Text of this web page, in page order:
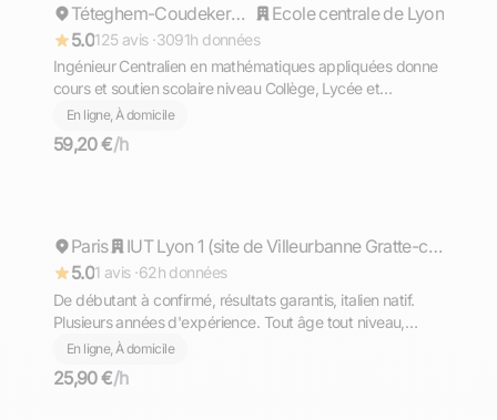
Répond rapidement Téteghem-Coudekerque-Village
Ecole centrale de Lyon
5.0125 avis ·3091h données
Ingénieur Centralien en mathématiques appliquées donne
cours et soutien scolaire niveau Collège, Lycée et
Supérieur (prépa)
En ligne, À domicile
59,20 €/h
Répond rapidement
Paris
IUT Lyon 1 (site de Villeurbanne Gratte-ciel)
5.01 avis ·62h données
De débutant à confirmé, résultats garantis, italien natif.
Plusieurs années d'expérience. Tout âge tout niveau,
diplômé du Bac avec Option Internationale Italien,
l'équivalent de la Maturità (bac italien)
En ligne, À domicile
25,90 €/h